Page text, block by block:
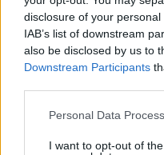
disclosure of your
IAB’s list of downstream
also be disclosed by us to
Downstream Participants
Please note that this
not limited to your visit or
Personal Data
I want to opt-out of